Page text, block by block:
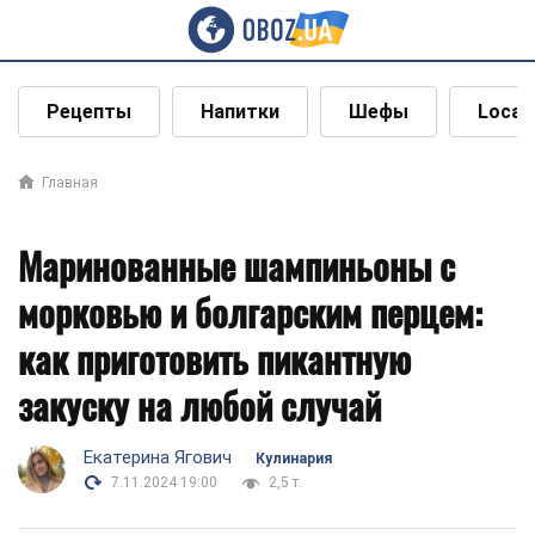
Рецепты Напитки Шефы Local
Главная
Маринованные шампиньоны с
морковью и болгарским перцем:
как приготовить пикантную
закуску на любой случай
Екатерина Ягович
Кулинария
7.11.2024 19:00
2,5 т.